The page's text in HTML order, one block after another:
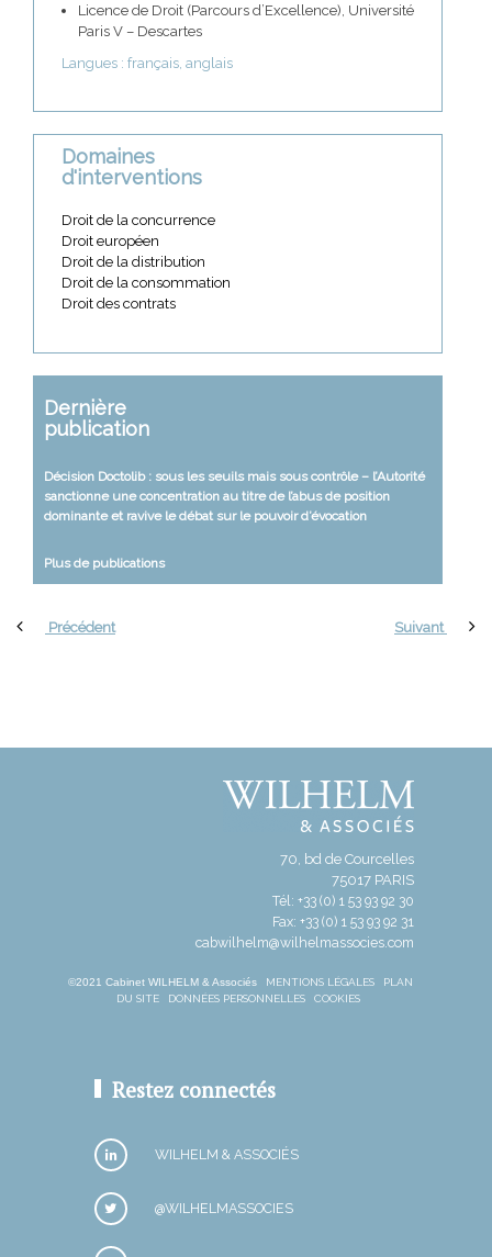
Licence de Droit (Parcours d’Excellence), Université
Paris V – Descartes
Langues : français, anglais
Domaines
d'interventions
Droit de la concurrence
Droit européen
Droit de la distribution
Droit de la consommation
Droit des contrats
Dernière
publication
Décision Doctolib : sous les seuils mais sous contrôle – l’Autorité
sanctionne une concentration au titre de l’abus de position
dominante et ravive le débat sur le pouvoir d’évocation
Plus de publications
Précédent Suivant
70, bd de Courcelles
75017 PARIS
Tél: +33 (0) 1 53 93 92 30
Fax: +33 (0) 1 53 93 92 31
cabwilhelm@wilhelmassocies.com
©2021 Cabinet WILHELM & Associés MENTIONS LÉGALES
PLAN
DU SITE
DONNÉES PERSONNELLES COOKIES
Restez connectés
WILHELM & ASSOCIÉS
@WILHELMASSOCIES